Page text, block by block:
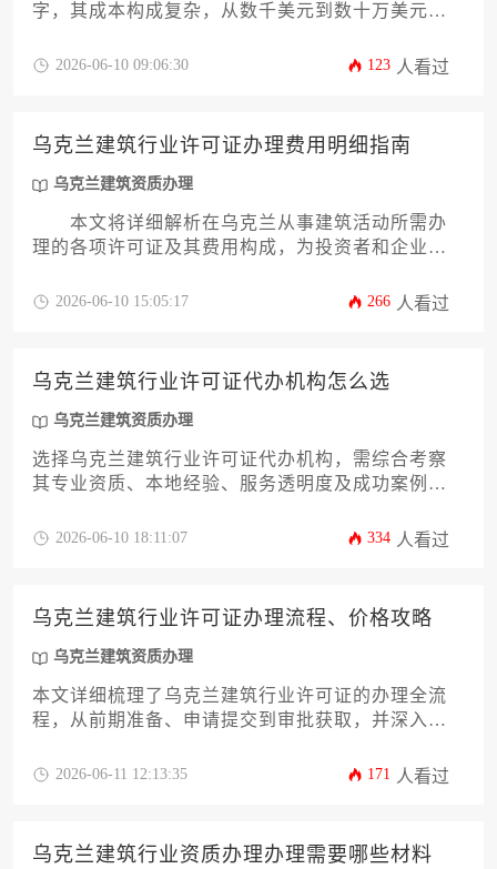
字，其成本构成复杂，从数千美元到数十万美元不
程度以及审批流程中的各类附加支出。
2026-06-10 09:06:30 123 人看过
乌克兰建筑行业许可证办理费用明细指南
乌克兰建筑资质办理
本文将详细解析在乌克兰从事建筑活动所需办
理的各项许可证及其费用构成，为投资者和企业提
获取资质全过程的官方收费、中介服务费以及其他
2026-06-10 15:05:17 266 人看过
乌克兰建筑行业许可证代办机构怎么选
乌克兰建筑资质办理
选择乌克兰建筑行业许可证代办机构，需综合考察
其专业资质、本地经验、服务透明度及成功案例。
高效支持的专业伙伴，以确保资质办理流程顺畅合
2026-06-10 18:11:07 334 人看过
乌克兰建筑行业许可证办理流程、价格攻略
乌克兰建筑资质办理
本文详细梳理了乌克兰建筑行业许可证的办理全流
程，从前期准备、申请提交到审批获取，并深入剖
乌克兰建筑市场的企业与投资者提供一份清晰、实
2026-06-11 12:13:35 171 人看过
乌克兰建筑行业资质办理办理需要哪些材料